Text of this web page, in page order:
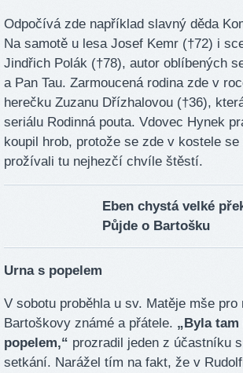
Odpočívá zde například slavný děda
Na samotě u lesa Josef Kemr (†72) i
Jindřich Polák (†78), autor oblíbených
a Pan Tau. Zarmoucená rodina zde v
herečku Zuzanu Dřízhalovou (†36),
seriálu Rodinná pouta. Vdovec Hynek
koupil hrob, protože se zde v kostele
prožívali tu nejhezčí chvíle štěstí.
Eben chystá velké
Půjde o Bartošku
Urna s popelem
V sobotu proběhla u sv. Matěje mše
Bartoškovy známé a přátele. „Byla
popelem,“ prozradil jeden z účastníku
setkání. Narážel tím na fakt, že v